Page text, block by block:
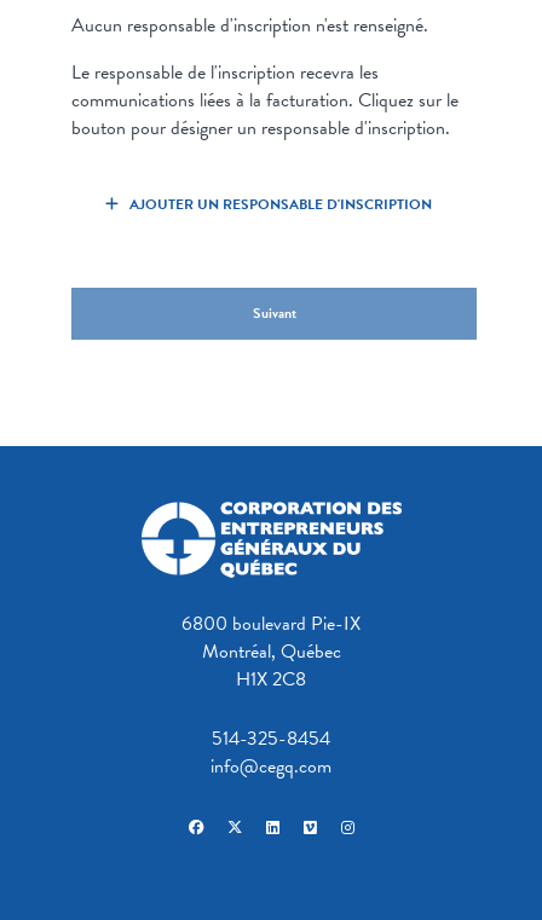
Aucun responsable d'inscription n'est renseigné.
Le responsable de l'inscription recevra les
communications liées à la facturation. Cliquez sur le
bouton pour désigner un responsable d'inscription.
AJOUTER UN RESPONSABLE D'INSCRIPTION
Suivant
6800 boulevard Pie-IX
Montréal, Québec
H1X 2C8
514-325-8454
info@cegq.com
facebookx-twitterlinkedinvimeoinstagram